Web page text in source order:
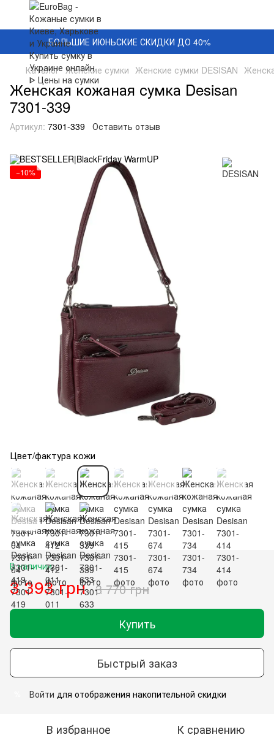
БОЛЬШИЕ ИЮНЬСКИЕ СКИДКИ ДО 40%
Каталог Женские сумки Женские сумки DESISAN
Женская кожаная сумка Desisan
7301-339
Артикул: 7301-339 Оставить отзыв
−10%
Цвет/фактура кожи
В наличии
3 393 грн 3 770 грн
Купить
Быстрый заказ
Войти для отображения накопительной скидки
В избранное К сравнению